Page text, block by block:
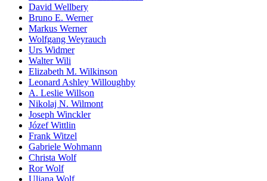
David Wellbery
Bruno E. Werner
Markus Werner
Wolfgang Weyrauch
Urs Widmer
Walter Wili
Elizabeth M. Wilkinson
Leonard Ashley Willoughby
A. Leslie Willson
Nikolaj N. Wilmont
Joseph Winckler
Józef Wittlin
Frank Witzel
Gabriele Wohmann
Christa Wolf
Ror Wolf
Uljana Wolf